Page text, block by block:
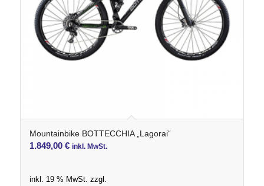
Mountainbike BOTTECCHIA „Lagorai“
1.849,00 € inkl. MwSt.
inkl. 19 % MwSt. zzgl.